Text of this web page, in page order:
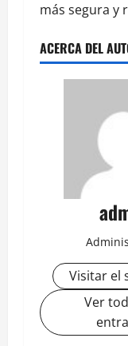
más segura y
ACERCA DEL
Visitar el
Ver